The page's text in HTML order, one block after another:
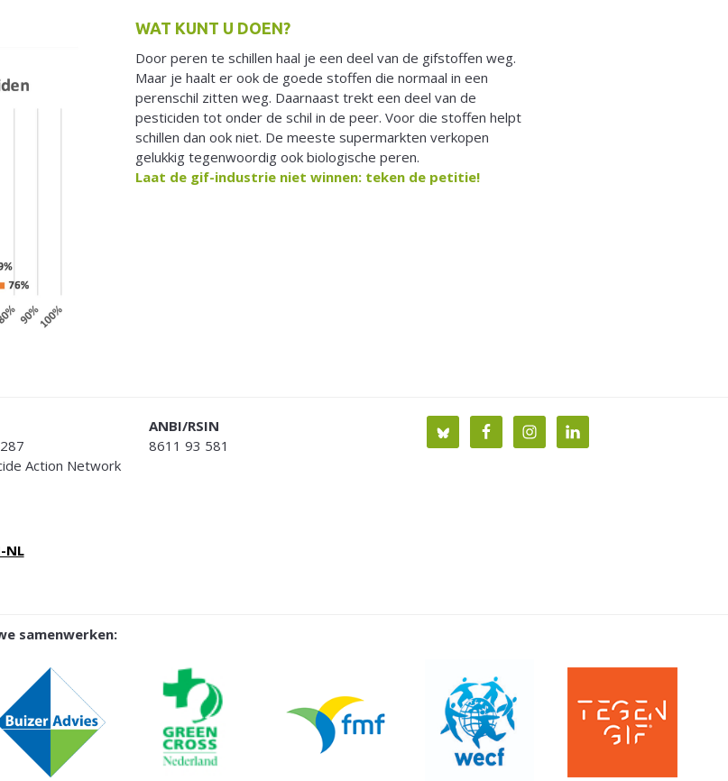
WAT KUNT U DOEN?
Door peren te schillen haal je een deel van de gifstoffen weg.
Maar je haalt er ook de goede stoffen die normaal in een
perenschil zitten weg. Daarnaast trekt een deel van de
pesticiden tot onder de schil in de peer. Voor die stoffen helpt
schillen dan ook niet. De meeste supermarkten verkopen
gelukkig tegenwoordig ook biologische peren.
Laat de gif-industrie niet winnen: teken de petitie!
Action Network
NL
ANBI/RSIN
8611 93 581
samenwerken: